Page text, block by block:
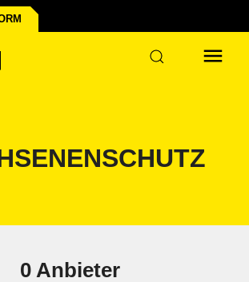
0 Anbieter